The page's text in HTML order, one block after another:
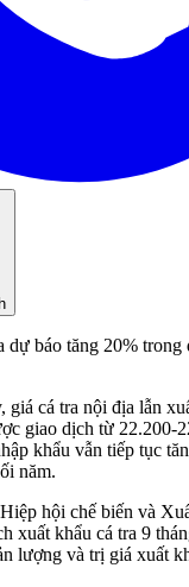
dự báo tăng 20%
giá cá tra nội địa lẫn
giao dịch từ 22.200-
khẩu vẫn tiếp tục
năm.
hội chế biến và
xuất khẩu cá tra 9
lượng và trị giá xuất